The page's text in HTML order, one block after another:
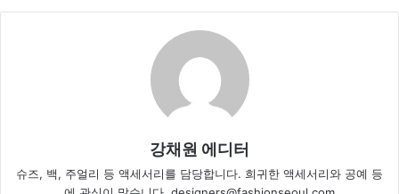
강채원 에디터
슈즈, 백, 주얼리 등 액세서리를 담당합니다. 희귀한 액세서리와 공예 등